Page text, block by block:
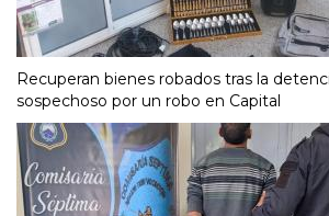
Recuperan bienes robados tras la
sospechoso por un robo en Capital